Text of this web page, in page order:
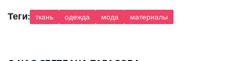
Теги: ткань одежда мода материалы